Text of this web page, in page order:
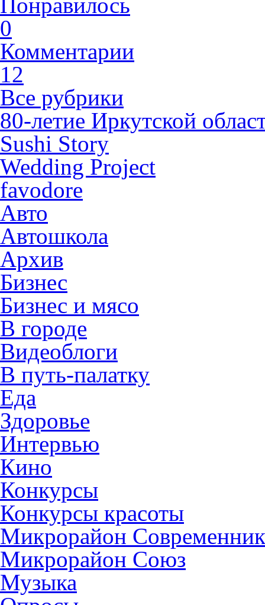
0
Комментарии
12
Все рубрики
80-летие Иркутской
Sushi Story
Wedding Project
favodore
Авто
Автошкола
Архив
Бизнес
Бизнес и мясо
В городе
Видеоблоги
В путь-палатку
Еда
Здоровье
Интервью
Кино
Конкурсы
Конкурсы красоты
Микрорайон Современник
Микрорайон Союз
Музыка